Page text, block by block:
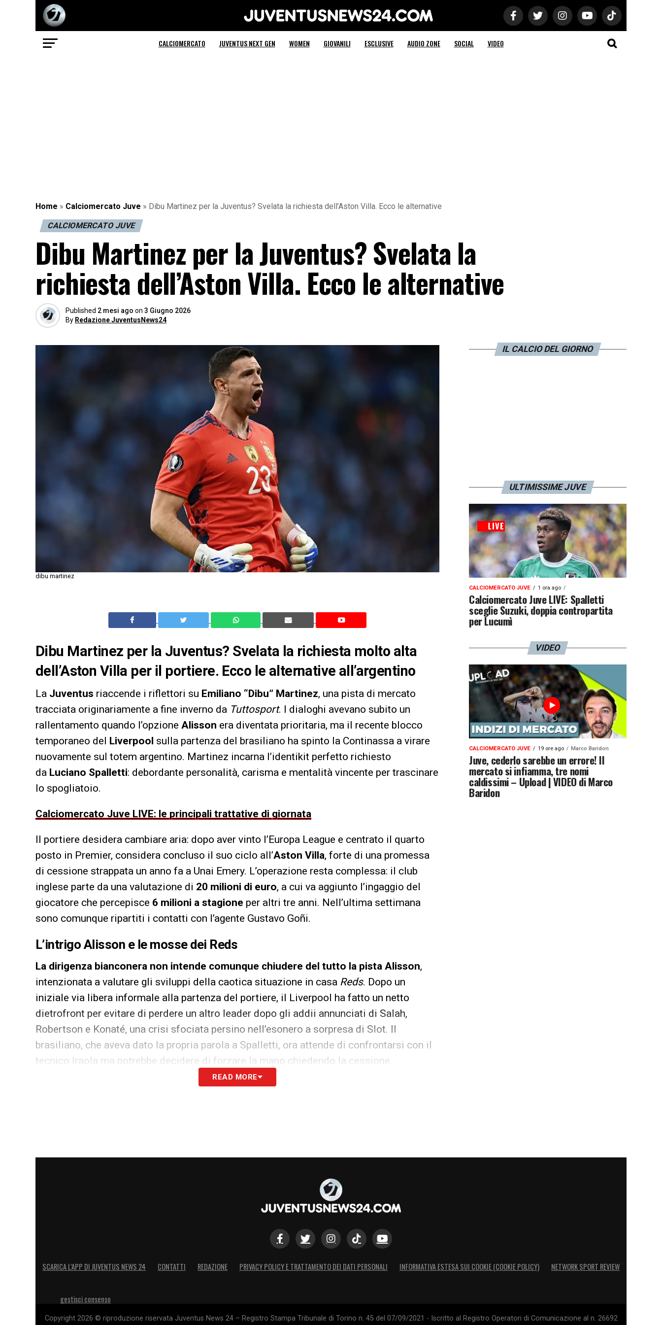
Juventus News 24
CALCIOMERCATO JUVENTUS NEXT GEN WOMEN GIOVANILI ESCLUSIVE AUDIO ZONE SOCIAL VIDEO
Home » Calciomercato Juve » Dibu Martinez per la Juventus? Svelata la richiesta dell’Aston Villa. Ecco le alternative
CALCIOMERCATO JUVE
Dibu Martinez per la Juventus? Svelata la
richiesta dell’Aston Villa. Ecco le alternative
Published 2 mesi ago on 3 Giugno 2026
By Redazione JuventusNews24
dibu martinez
Dibu Martinez per la Juventus? Svelata la richiesta molto alta
dell’Aston Villa per il portiere. Ecco le alternative all’argentino
La Juventus riaccende i riflettori su Emiliano “Dibu” Martinez, una pista di mercato
tracciata originariamente a fine inverno da Tuttosport. I dialoghi avevano subito un
rallentamento quando l’opzione Alisson era diventata prioritaria, ma il recente blocco
temporaneo del Liverpool sulla partenza del brasiliano ha spinto la Continassa a virare
nuovamente sul totem argentino. Martinez incarna l’identikit perfetto richiesto
da Luciano Spalletti: debordante personalità, carisma e mentalità vincente per trascinare
lo spogliatoio.
Calciomercato Juve LIVE: le principali trattative di giornata
Il portiere desidera cambiare aria: dopo aver vinto l’Europa League e centrato il quarto
posto in Premier, considera concluso il suo ciclo all’Aston Villa, forte di una promessa
di cessione strappata un anno fa a Unai Emery. L’operazione resta complessa: il club
inglese parte da una valutazione di 20 milioni di euro, a cui va aggiunto l’ingaggio del
giocatore che percepisce 6 milioni a stagione per altri tre anni. Nell’ultima settimana
sono comunque ripartiti i contatti con l’agente Gustavo Goñi.
L’intrigo Alisson e le mosse dei Reds
La dirigenza bianconera non intende comunque chiudere del tutto la pista Alisson,
intenzionata a valutare gli sviluppi della caotica situazione in casa Reds. Dopo un
iniziale via libera informale alla partenza del portiere, il Liverpool ha fatto un netto
dietrofront per evitare di perdere un altro leader dopo gli addii annunciati di Salah,
Robertson e Konaté, una crisi sfociata persino nell’esonero a sorpresa di Slot. Il
brasiliano, che aveva dato la propria parola a Spalletti, ora attende di confrontarsi con il
tecnico Iraola ma potrebbe decidere di forzare la mano chiedendo la cessione.
De Gea, Nübel e i nodi in uscita
grane interne: uno traMichele Di GregorioeMattia Perinfarà le valigie. Spalletti non ha
READ MORE
IL CALCIO DEL GIORNO
ULTIMISSIME JUVE
CALCIOMERCATO JUVE 1 ora ago
Calciomercato Juve LIVE: Spalletti
sceglie Suzuki, doppia contropartita
per Lucumì
VIDEO
CALCIOMERCATO JUVE 19 ore ago Marco Baridon
Juve, cederlo sarebbe un errore! Il
mercato si infiamma, tre nomi
caldissimi – Upload | VIDEO di Marco
Baridon
SCARICA L’APP DI JUVENTUS NEWS 24 CONTATTI REDAZIONE PRIVACY POLICY E TRATTAMENTO DEI DATI PERSONALI INFORMATIVA ESTESA SUI COOKIE (COOKIE POLICY) NETWORK SPORT REVIEW
gestisci consenso
Copyright 2026 © riproduzione riservata Juventus News 24 – Registro Stampa Tribunale di Torino n. 45 del 07/09/2021 - Iscritto al Registro Operatori di Comunicazione al n. 26692